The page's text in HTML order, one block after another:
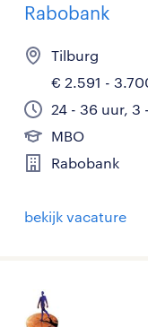
Rabobank
Tilburg
€ 2.591 -
24 - 36 uur, 3
MBO
Rabobank
bekijk vacature